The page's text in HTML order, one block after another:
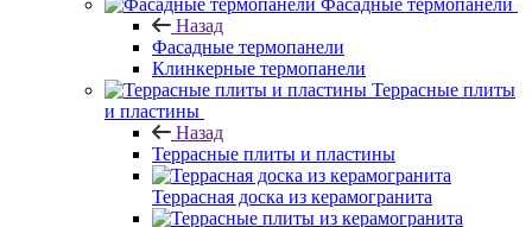
Назад
Фасадные термопанели
Клинкерные термопанели
Террасные плиты
и пластины
Назад
Террасные плиты и пластины
Террасная доска из керамогранита